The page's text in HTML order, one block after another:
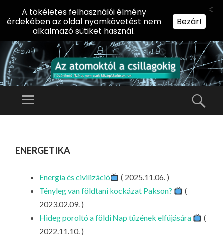
AZ
L
A
IL
Előadássorozat
Intézetében
Menü
TARTALOMHOZ
energetika
Energia és civilizáció
( 2025.11.06. )
Tényleg van földtani kockázat Pakson?
(
2023.02.09. )
Hideg poroltó a földi Nap tüzének elfújására
(
2022.11.10. )
A tökéletes felhasználói élmény
érdekében az oldal nyomkövetést nem
alkalmazó sütiket használ.
Bezár!
X